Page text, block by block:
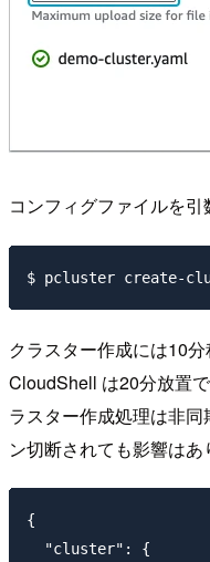
コンフィグファイルを引
クラスター作成には10分
CloudShell は20分放置
ラスター作成処理は非
ン切断されても影響はあ
{
  "cluster": {